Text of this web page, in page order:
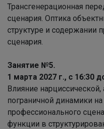
Трансгенерационная
сценария. Оптика
структуре и содержании
сценария.
Занятие №5.
1 марта 2027 г., с 16:30
Влияние нарциссической,
пограничной динамики на
профессионального
функции в